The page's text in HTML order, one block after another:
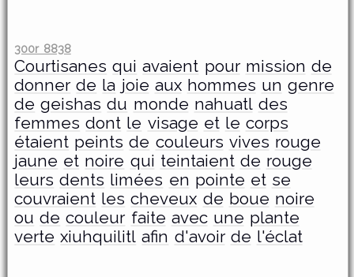
300r 8838
Courtisanes qui avaient pour mission de
donner de la joie aux hommes un genre
de geishas du monde nahuatl des
femmes dont le visage et le corps
étaient peints de couleurs vives rouge
jaune et noire qui teintaient de rouge
leurs dents limées en pointe et se
couvraient les cheveux de boue noire
ou de couleur faite avec une plante
verte xiuhquilitl afin d'avoir de l'éclat